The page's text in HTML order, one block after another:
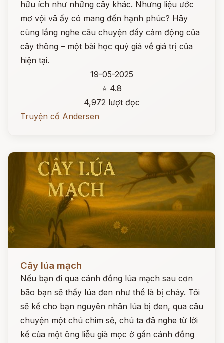
hữu ích như những cây khác. Nhưng liệu ước
mơ vội vã ấy có mang đến hạnh phúc? Hãy
cùng lắng nghe câu chuyện đầy cảm động của
cây thông – một bài học quý giá về giá trị của
hiện tại.
19-05-2025
⭐ 4.8
4,972 lượt đọc
Truyện cổ Andersen
Cây lúa mạch
Nếu bạn đi qua cánh đồng lúa mạch sau cơn
bão bạn sẽ thấy lúa đen như thể là bị cháy. Tôi
sẽ kể cho bạn nguyên nhân lúa bị đen, qua câu
chuyện một chú chim sẻ, chú ta đã nghe từ lời
kể của một ông liễu già mọc ở gần cánh đồng